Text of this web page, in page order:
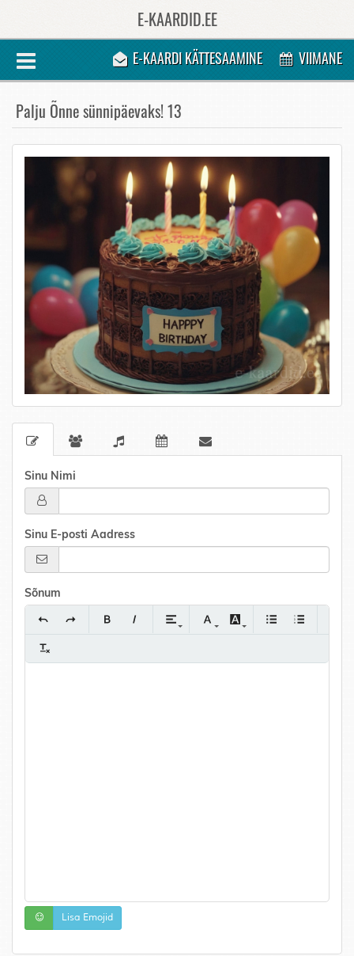
E-KAARDID.EE
E-KAARDI KÄTTESAAMINE VIIMANE
Palju Õnne sünnipäevaks! 13
Sinu Nimi
Sinu E-posti Aadress
Sõnum
Lisa Emojid